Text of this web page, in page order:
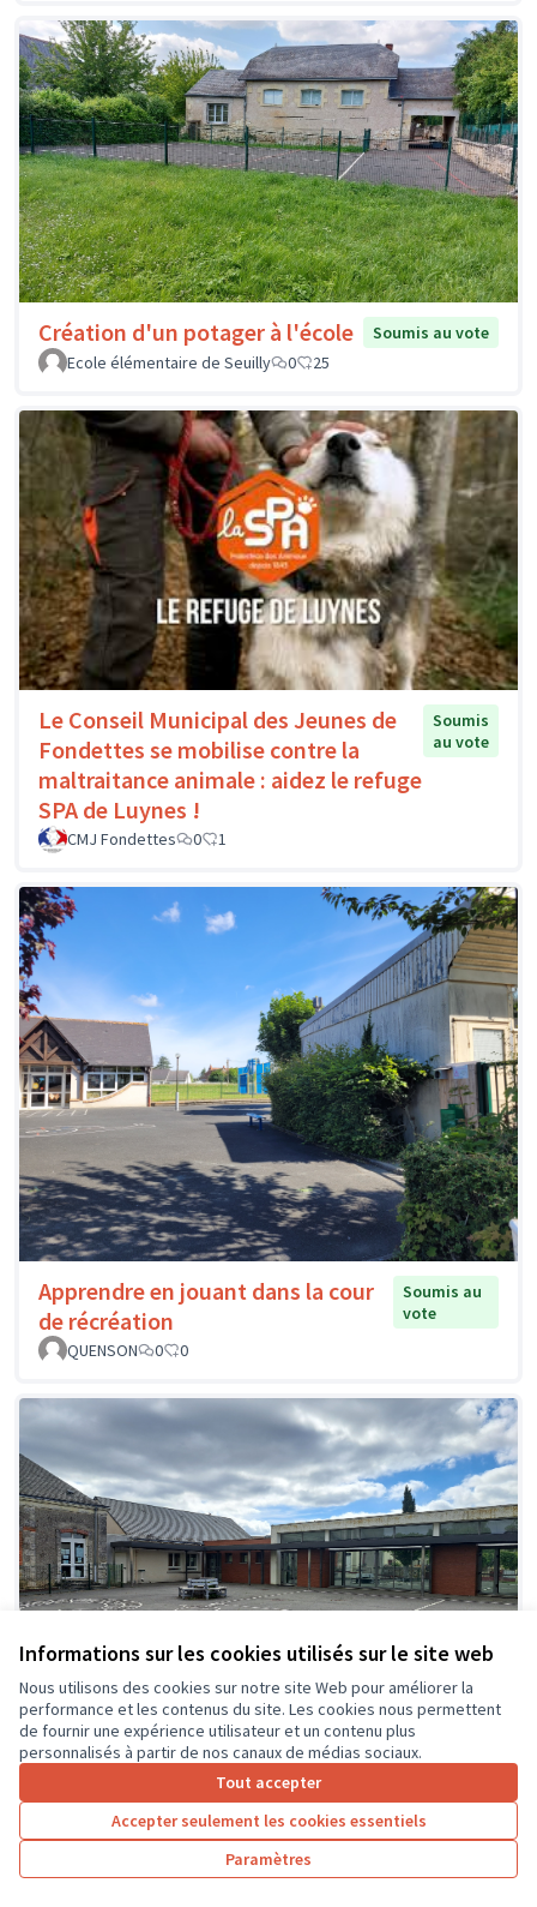
Informations sur les cookies utilisés sur le site web
Nous utilisons des cookies sur notre site Web pour améliorer la
performance et les contenus du site. Les cookies nous permettent
de fournir une expérience utilisateur et un contenu plus
personnalisés à partir de nos canaux de médias sociaux.
Tout accepter
Accepter seulement les cookies essentiels
Paramètres
Création d'un potager à l'école
Soumis au vote
Ecole élémentaire de Seuilly
0 25
Le Conseil Municipal des Jeunes de
Fondettes se mobilise contre la
maltraitance animale : aidez le refuge
SPA de Luynes !
Soumis
au vote
CMJ Fondettes 0 1
Apprendre en jouant dans la cour
de récréation
Soumis au
vote
QUENSON
0 0
Création d'espaces ombragés et
zones de jeux détentes dans la cour
Soumis